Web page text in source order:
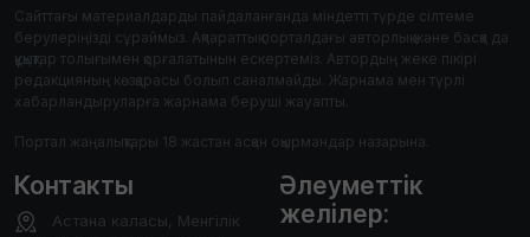
Сайттағы материалдарды пайдаланғанда міндетті түрде сілтеме
берулеріңізді сұраймыз. Ақпараттық порталдағы авторлық және басқа да
құқықтар толығымен қорғалатынын ескертеміз. Автордың жеке пікірі
редакцияның көзқарасы болып саналмайды. Жарнама мен түрлі
хабарландыруларға жарнама беруші жауапты.
Портал жаңалықтары 18 жастан асқан оқырмандар назарына.
Контакты
Астана каласы, Менгілік
Әлеуметтік
желілер: